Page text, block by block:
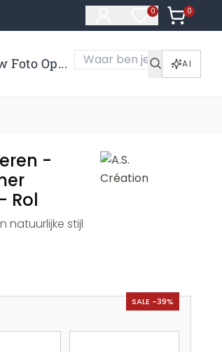
0
Artikelen in
0
Artikelen
Foto Op... AI
-
Rol
natuurlijke stijl
SALE -39%